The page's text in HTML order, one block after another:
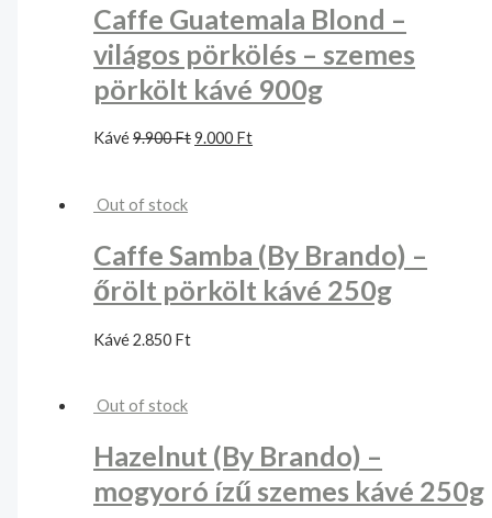
Caffe Guatemala Blond –
világos pörkölés – szemes
pörkölt kávé 900g
Kávé9.900Ft9.000 Ft
Out of stock
Caffe Samba (By Brando) –
őrölt pörkölt kávé 250g
Kávé2.850 Ft
Out of stock
Hazelnut (By Brando) –
mogyoró ízű szemes kávé 250g